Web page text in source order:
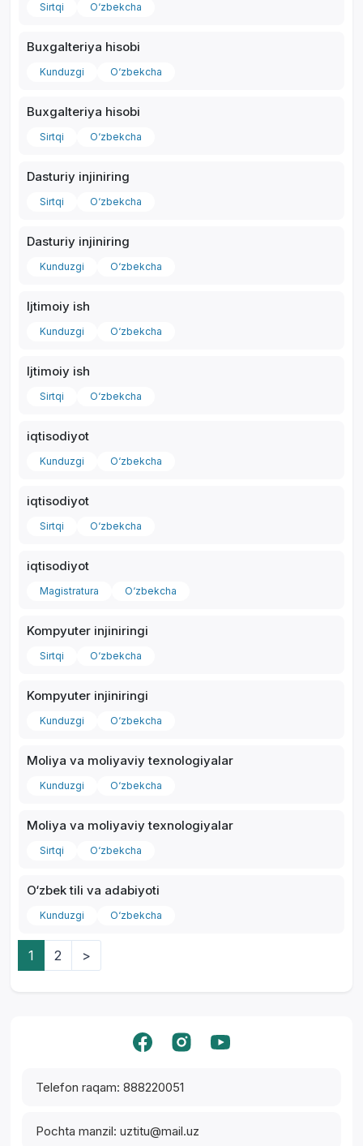
Telefon raqam: 888220051
Pochta manzil: uztitu@mail.uz
Sirtqi O‘zbekcha
Buxgalteriya hisobi
Kunduzgi O‘zbekcha
Buxgalteriya hisobi
Sirtqi O‘zbekcha
Dasturiy injiniring
Sirtqi O‘zbekcha
Dasturiy injiniring
Kunduzgi O‘zbekcha
Ijtimoiy ish
Kunduzgi O‘zbekcha
Ijtimoiy ish
Sirtqi O‘zbekcha
iqtisodiyot
Kunduzgi O‘zbekcha
iqtisodiyot
Sirtqi O‘zbekcha
iqtisodiyot
Magistratura O‘zbekcha
Kompyuter injiniringi
Sirtqi O‘zbekcha
Kompyuter injiniringi
Kunduzgi O‘zbekcha
Moliya va moliyaviy texnologiyalar
Kunduzgi O‘zbekcha
Moliya va moliyaviy texnologiyalar
Sirtqi O‘zbekcha
O‘zbek tili va adabiyoti
Kunduzgi O‘zbekcha
1 2 >